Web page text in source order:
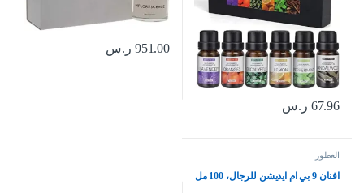
67.96 ر.س
951.00 ر.س
العطور
افنان 9 بي ام ايديشن للرجال، 100 مل